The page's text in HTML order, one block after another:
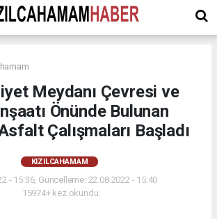
Meydanı Çevresi ve
Önünde Bulunan
Çalışmaları Başladı
KIZILCAHAMAM
- 15:36, Güncelleme: 22.08.2022 - 15:40
15974+ kez okundu.